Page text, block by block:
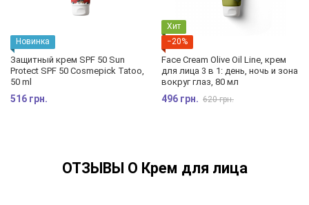
Новинка
Защитный крем SPF 50 Sun
Protect SPF 50 Cosmepick Tatoo,
50 ml
516 грн.
Хит
−20%
Face Cream Olive Oil Line, крем
для лица 3 в 1: день, ночь и зона
вокруг глаз, 80 мл
496 грн. 620 грн.
ОТЗЫВЫ О Крем для лица